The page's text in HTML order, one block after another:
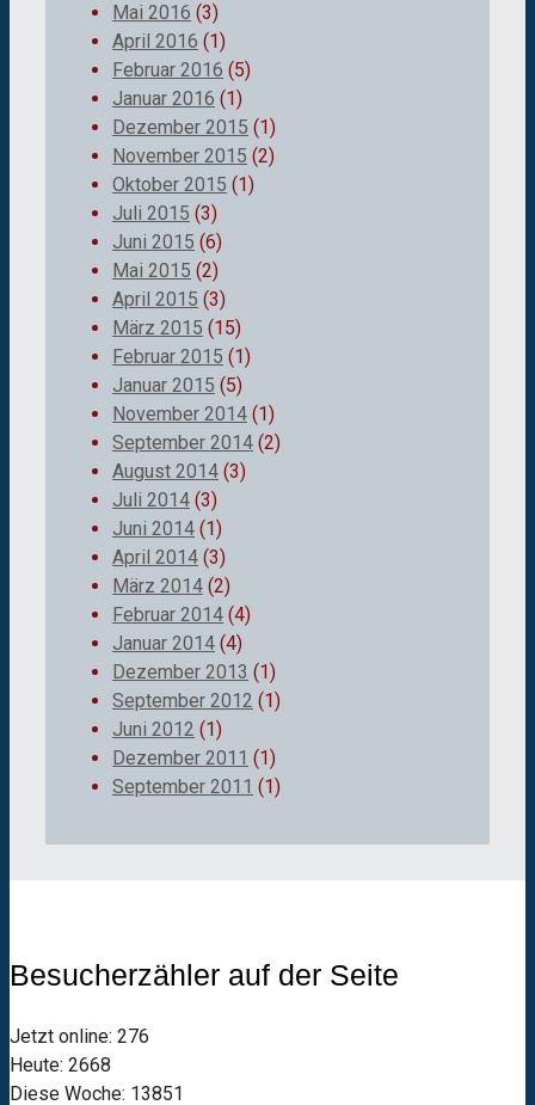
Mai 2016 (3)
April 2016 (1)
Februar 2016 (5)
Januar 2016 (1)
Dezember 2015 (1)
November 2015 (2)
Oktober 2015 (1)
Juli 2015 (3)
Juni 2015 (6)
Mai 2015 (2)
April 2015 (3)
März 2015 (15)
Februar 2015 (1)
Januar 2015 (5)
November 2014 (1)
September 2014 (2)
August 2014 (3)
Juli 2014 (3)
Juni 2014 (1)
April 2014 (3)
März 2014 (2)
Februar 2014 (4)
Januar 2014 (4)
Dezember 2013 (1)
September 2012 (1)
Juni 2012 (1)
Dezember 2011 (1)
September 2011 (1)
Besucherzähler auf der Seite
Jetzt online: 276
Heute: 2668
Diese Woche: 13851